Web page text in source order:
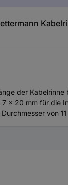
der
x 20 mm für die
von 11